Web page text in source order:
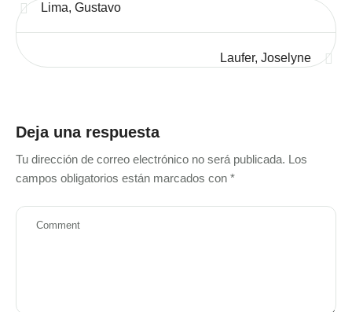
Lima, Gustavo
Laufer, Joselyne
Deja una respuesta
Tu dirección de correo electrónico no será publicada. Los
campos obligatorios están marcados con *